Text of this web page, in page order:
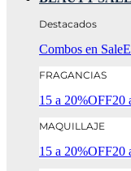
Destacados
Combos en Sale
FRAGANCIAS
15 a 20%OFF20
MAQUILLAJE
15 a 20%OFF20